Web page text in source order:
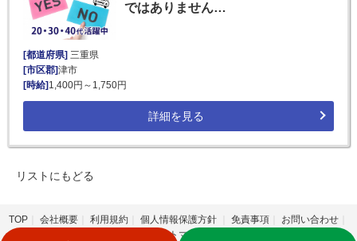
ではありません…
[都道府県] 三重県
[市区郡]津市
[時給] 1,400円～1,750円
詳細を見る
リストにもどる
TOP 会社概要 利用規約 個人情報保護方針 免責事項
お問い合わせ
サイトマップ